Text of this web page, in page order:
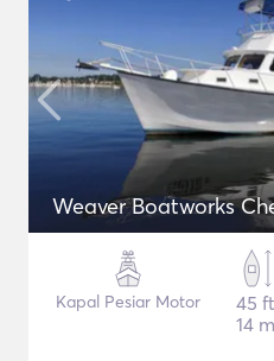
Weaver Boatworks
Kapal Pesiar Motor
45 ft
14 m